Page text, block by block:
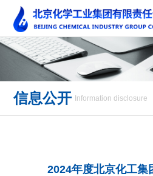
信息公开 Information disclosure
2024年度北京化工集